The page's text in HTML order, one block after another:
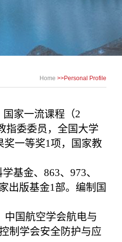
Home >>Personal Profile
国家一流课程（2
指委委员，全国大学
奖一等奖1项，国家教
基金、863、973、
出版基金1部。编制国
国航空学会航电与
制学会安全防护与应